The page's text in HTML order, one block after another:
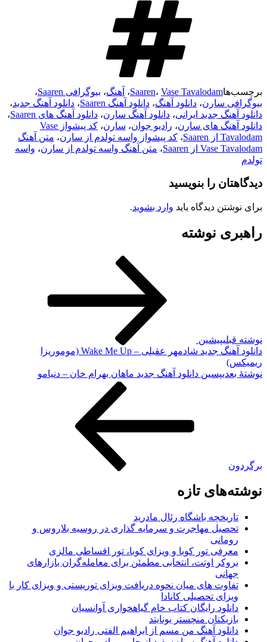
برچسب‌ها Saaren، Vase Tavalodam ، آهنگ، بیوگرافی Saaren
،
بیوگرافی سارن، دانلود آهنگ، دانلود آهنگ Saaren ، دانلود آهنگ جدید،
دانلود آهنگ جدید ایرانی، دانلود آهنگ سارن، دانلود آهنگ های Saaren
،
دانلود آهنگ های سارن، رادیو جوان، سارن،
کد پیشواز Vase
Tavalodam از Saaren
، کد پیشواز واسه تولدم از سارن، متن آهنگ
Vase Tavalodam از Saaren
، متن آهنگ واسه تولدم از سارن، واسه
تولدم
دیدگاهتان را بنویسید
برای نوشتن دیدگاه باید وارد بشوید.
راهبری نوشته
نوشته قبلیپیشین
دانلود آهنگ جدید شادمهر عقیلی – Wake Me Up (موموریزا
ریمیکس)
نوشته‌ٔ بعدیپسین دانلود آهنگ جدید ماهان بهرام خان – دنیامو
برگردون
نوشته‌های تازه
تاریخچه باشگاه رئال مادرید
تحصیل مهاجرت و سرمایه گذاری در روسیه بلاروس و
رومانی
معرفی تور کوبا و ویزای کوبا، تور اقساطی مالزی
بروکر اوتت، انتخابی مطمئن برای معامله‌گران بازارهای
جهانی
تفاوت های میان نحوه دریافت ویزای توریستی و ویزای کار با
ویزای تحصیلی کانادا
دانلود رایگان کتاب خام گیاهخواری آوانسیان
بازیکنان منچستر یونایتد
دانلود آهنگ من مسم از ابراهیم الفتی رادیو جوان